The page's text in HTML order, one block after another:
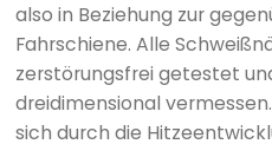
also in Beziehung zur
Fahrschiene. Alle
zerstörungsfrei getestet
dreidimensional
sich durch die